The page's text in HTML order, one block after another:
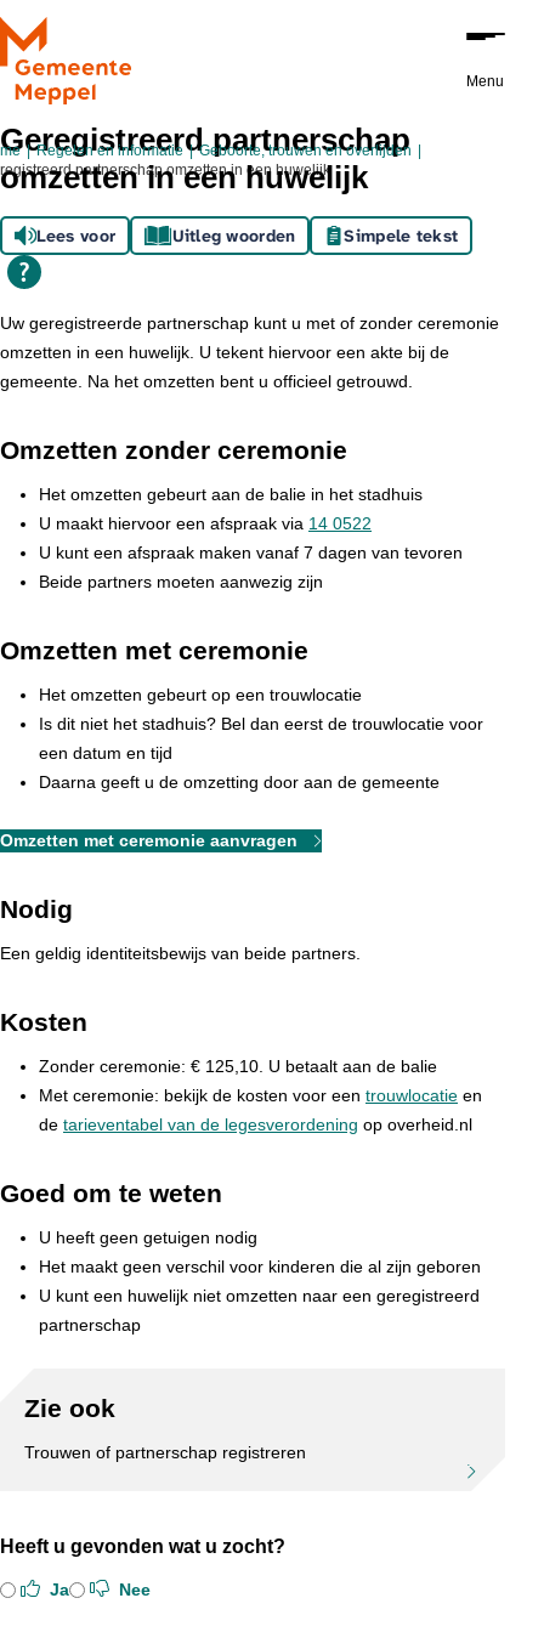
Ga naar de inhoud
Menu
Regelen en informatie
Geboorte, trouwen en overlijden
partnerschap omzetten in een huwelijk
Geregistreerd partnerschap
omzetten in een huwelijk
Lees voor Uitleg woorden Simpele tekst
Uw geregistreerde partnerschap kunt u met of zonder ceremonie
omzetten in een huwelijk. U tekent hiervoor een akte bij de
gemeente. Na het omzetten bent u officieel getrouwd.
Omzetten zonder ceremonie
Het omzetten gebeurt aan de balie in het stadhuis
U maakt hiervoor een afspraak via 14 0522
U kunt een afspraak maken vanaf 7 dagen van tevoren
Beide partners moeten aanwezig zijn
Omzetten met ceremonie
Het omzetten gebeurt op een trouwlocatie
Is dit niet het stadhuis? Bel dan eerst de trouwlocatie voor
een datum en tijd
Daarna geeft u de omzetting door aan de gemeente
Omzetten met ceremonie aanvragen
Nodig
Een geldig identiteitsbewijs van beide partners.
Kosten
Zonder ceremonie: € 125,10. U betaalt aan de balie
Met ceremonie: bekijk de kosten voor een trouwlocatie en
de tarieventabel van de legesverordening op overheid.nl
Goed om te weten
U heeft geen getuigen nodig
Het maakt geen verschil voor kinderen die al zijn geboren
U kunt een huwelijk niet omzetten naar een geregistreerd
partnerschap
Zie ook
Trouwen of partnerschap registreren
Heeft u gevonden wat u zocht?
Ja Nee